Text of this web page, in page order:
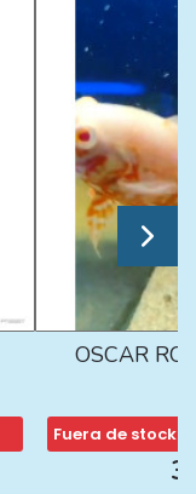
OSCAR
Fuera de stock